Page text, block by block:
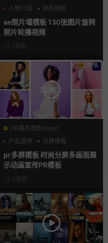
人物介绍
商务模板
幻灯片
ae照片墙模板 130张图片旋转
照片轮播视频
1周前
PR基本图形mogrt
产品宣传
分屏模板
品牌宣传
pr多屏模板 时尚分屏多画面展
示动画宣传PR模板
2周前